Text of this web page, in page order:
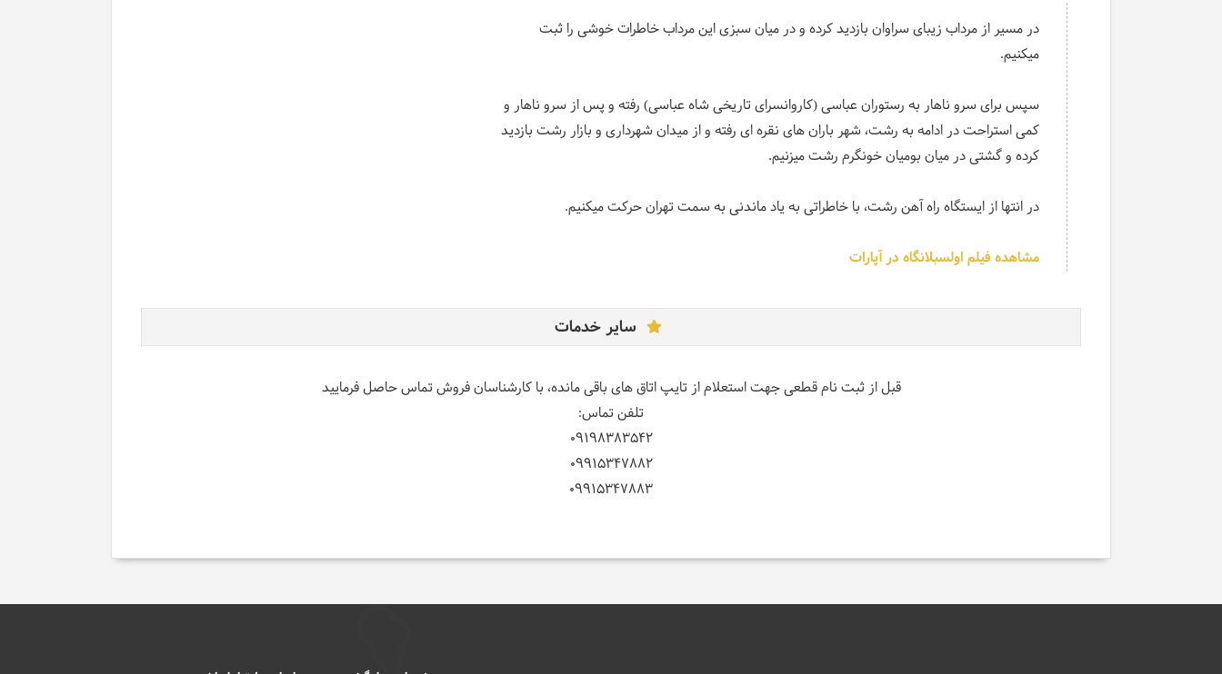
در مسیر از مرداب زیبای سراوان بازدید کرده و در میان سبزی این مرداب خاطرات خوشی را ثبت
میکنیم.
سپس برای سرو ناهار به رستوران عباسی (کاروانسرای تاریخی شاه عباسی) رفته و پس از سرو ناهار و
کمی استراحت در ادامه به رشت، شهر باران های نقره ای رفته و از میدان شهرداری و بازار رشت بازدید
کرده و گشتی در میان بومیان خونگرم رشت میزنیم.
در انتها از ایستگاه راه آهن رشت، با خاطراتی به یاد ماندنی به سمت تهران حرکت میکنیم.
مشاهده فیلم اولسبلانگاه در آپارات
سایر خدمات
قبل از ثبت نام قطعی جهت استعلام از تایپ اتاق های باقی مانده، با کارشناسان فروش تماس حاصل فرمایید
تلفن تماس:
09198383542
09915347882
09915347883